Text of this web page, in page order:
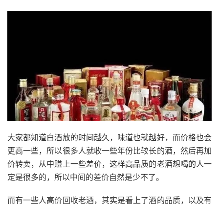
大家都知道白酒放的时间越久，味道也就越好，而价格也会
更高一些，所以很多人就收一些年份比较长的酒，然后再加
价转卖，从中赚上一些差价，这样高品质的老酒想喝的人一
定是很多的，所以中间的差价自然是少不了。
而有一些人高价回收老酒，其实是看上了酒的品质，以及有